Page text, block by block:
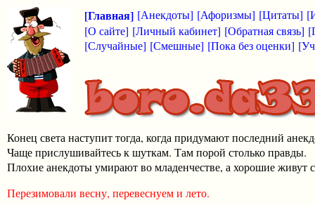
[Главная] [Анекдоты] [Афоризмы] [Цитаты]
[О сайте] [Личный кабинет] [Обратная связь]
[Случайные] [Смешные] [Пока без оценки]
Конец света наступит тогда, когда придумают последний
Чаще прислушивайтесь к шуткам. Там порой столько правды.
Плохие анекдоты умирают во младенчестве, а хорошие живут
Перезимовали весну, перевеснуем и лето.